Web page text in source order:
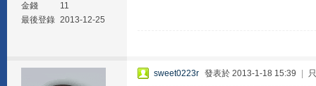
金錢
11
最後登錄 2013-12-25
sweet0223r 發表於 2013-1-18 15:39